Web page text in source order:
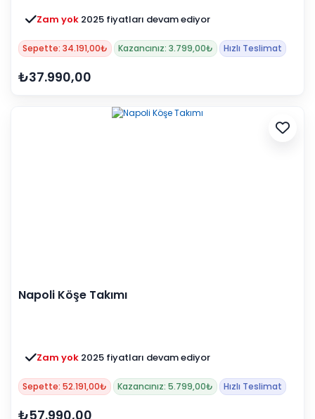
Zam yok 2025 fiyatları devam ediyor
Sepette: 34.191,00₺ Kazancınız: 3.799,00₺ Hızlı Teslimat
₺37.990,00
Napoli Köşe Takımı
Zam yok 2025 fiyatları devam ediyor
Sepette: 52.191,00₺ Kazancınız: 5.799,00₺ Hızlı Teslimat
₺57.990,00